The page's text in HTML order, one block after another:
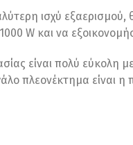
ισχύ
W και να
είναι πολύ εύκολη
πλεονέκτημα